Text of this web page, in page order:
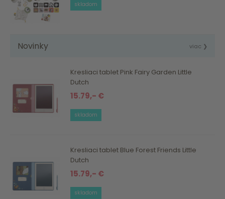
skladom
Novinky viac ❯
Kresliaci tablet Pink Fairy Garden Little
Dutch
15.79,- €
skladom
Kresliaci tablet Blue Forest Friends Little
Dutch
15.79,- €
skladom